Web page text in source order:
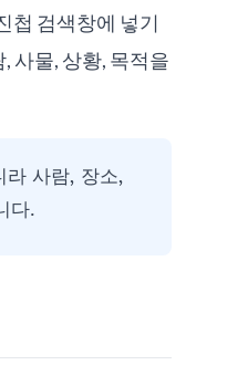
첩 검색창에 넣기
사물, 상황, 목적을
라 사람, 장소,
다.